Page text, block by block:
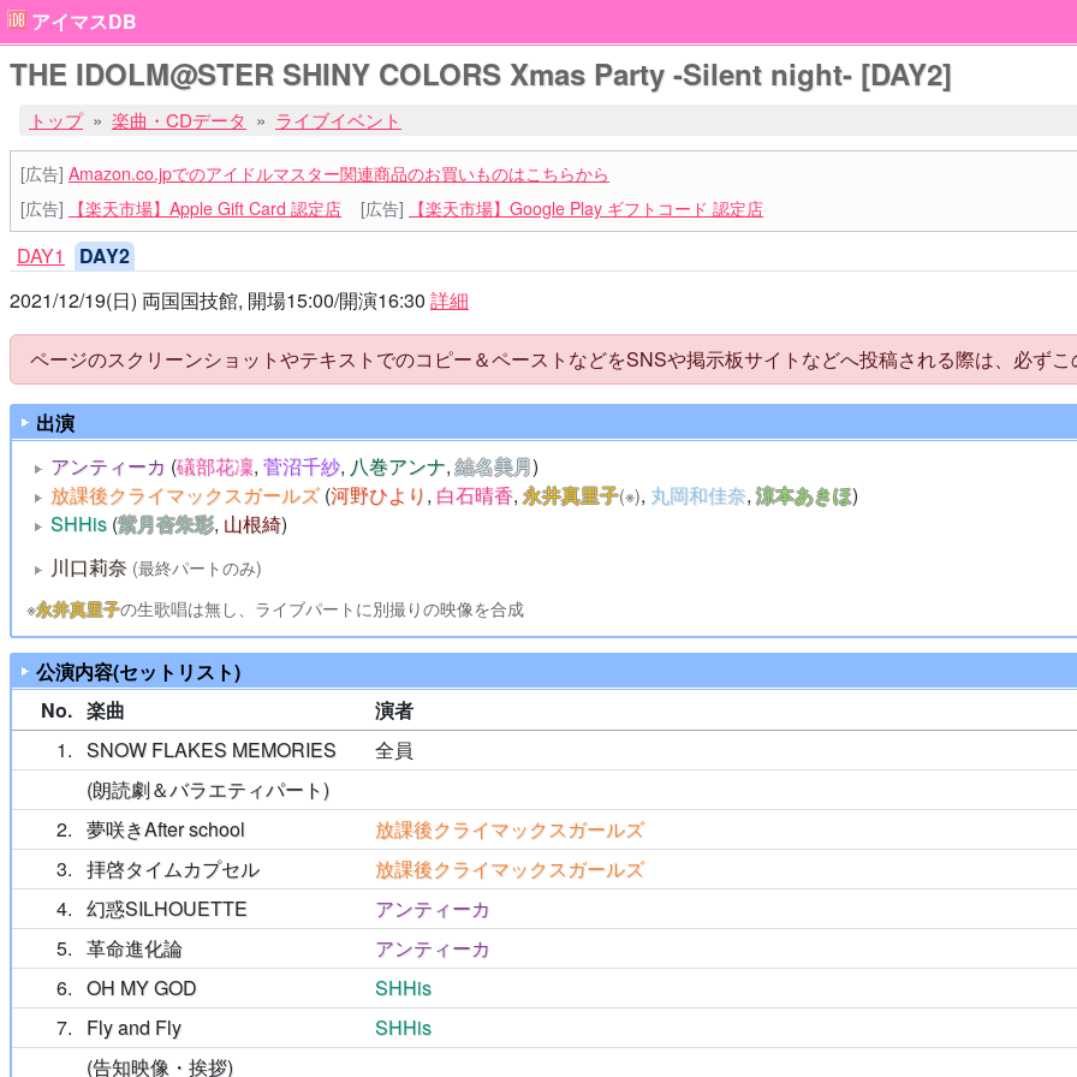
アイマスDB
THE IDOLM@STER SHINY COLORS Xmas Party -Silent night- [DAY2]
トップ 楽曲・CDデータ ライブイベント
[広告] Amazon.co.jpでのアイドルマスター関連商品のお買いものはこちらから
[広告]
【楽天市場】Apple Gift Card 認定店 [広告] 【楽天市場】Google Play ギフトコード 認定店
DAY1
DAY2
2021/12/19(日) 両国国技館, 開場15:00/開演16:30 詳細
ページのスクリーンショットやテキストでのコピー＆ペーストなどをSNSや掲示板サイトなどへ投稿される際は、必ずこ
出演
アンティーカ (礒部花凜, 菅沼千紗, 八巻アンナ,結名美月)
放課後クライマックスガールズ(河野ひより, 白石晴香, 永井真里子(※), 丸岡和佳奈,涼本あきほ)
SHHis (紫月杏朱彩, 山根綺)
川口莉奈 (最終パートのみ)
※永井真里子の生歌唱は無し、ライブパートに別撮りの映像を合成
公演内容(セットリスト)
No. 楽曲
演者
1
SNOW FLAKES MEMORIES
全員
(朗読劇＆バラエティパート)
2
夢咲きAfter school
放課後クライマックスガールズ
3
拝啓タイムカプセル
放課後クライマックスガールズ
4
幻惑SILHOUETTE
アンティーカ
5
革命進化論
アンティーカ
6
OH MY GOD
SHHis
7
Fly and Fly
SHHis
(告知映像・挨拶)